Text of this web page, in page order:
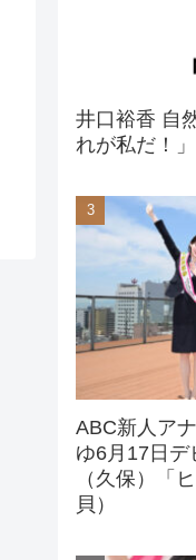
井口裕香 自
れが私だ！
ABC新人ア
ゆ6月17日デ
（久保）「
貝）